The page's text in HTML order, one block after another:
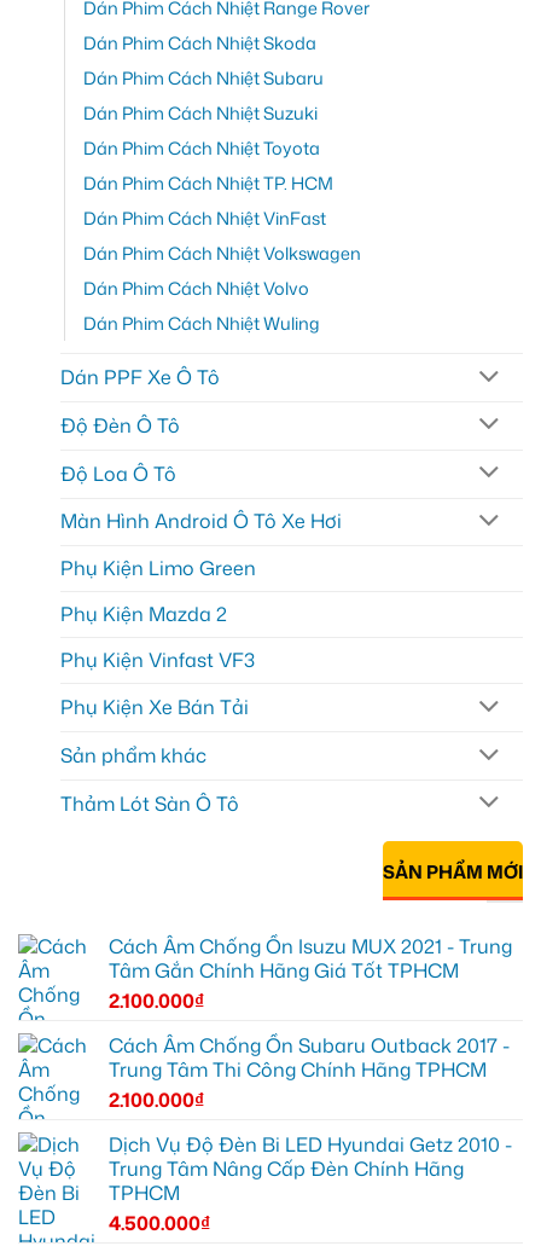
Dán Phim Cách Nhiệt Range Rover
Dán Phim Cách Nhiệt Skoda
Dán Phim Cách Nhiệt Subaru
Dán Phim Cách Nhiệt Suzuki
Dán Phim Cách Nhiệt Toyota
Dán Phim Cách Nhiệt TP. HCM
Dán Phim Cách Nhiệt VinFast
Dán Phim Cách Nhiệt Volkswagen
Dán Phim Cách Nhiệt Volvo
Dán Phim Cách Nhiệt Wuling
Dán PPF Xe Ô Tô
Độ Đèn Ô Tô
Độ Loa Ô Tô
Màn Hình Android Ô Tô Xe Hơi
Phụ Kiện Limo Green
Phụ Kiện Mazda 2
Phụ Kiện Vinfast VF3
Phụ Kiện Xe Bán Tải
Sản phẩm khác
Thảm Lót Sàn Ô Tô
SẢN PHẨM MỚI
Cách Âm Chống Ồn Isuzu MUX 2021 - Trung
Tâm Gắn Chính Hãng Giá Tốt TPHCM
2.100.000₫
Cách Âm Chống Ồn Subaru Outback 2017 -
Trung Tâm Thi Công Chính Hãng TPHCM
2.100.000₫
Dịch Vụ Độ Đèn Bi LED Hyundai Getz 2010 -
Trung Tâm Nâng Cấp Đèn Chính Hãng
TPHCM
4.500.000₫